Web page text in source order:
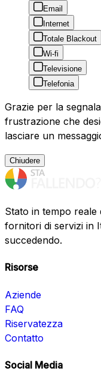
Email
Internet
Totale Blackout
Wi-fi
Televisione
Telefonia
Grazie per la
frustrazione che
lasciare un
Chiudere
Stato in tempo
fornitori di servizi in
succedendo.
Risorse
Aziende
FAQ
Riservatezza
Contatto
Social Media